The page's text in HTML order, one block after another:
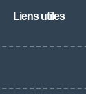
Liens utiles